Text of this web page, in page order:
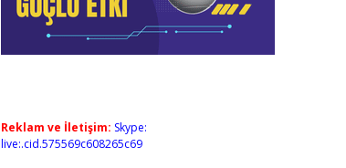
Reklam ve İletişim: Skype:
live:.cid.575569c608265c69